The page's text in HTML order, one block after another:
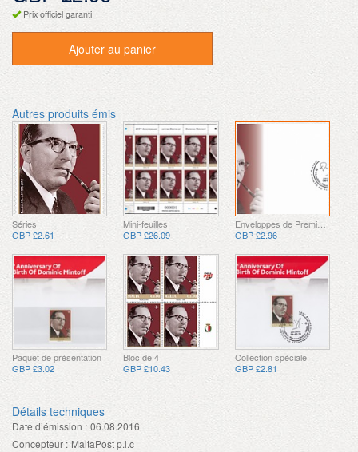
Prix officiel garanti
Ajouter au panier
Autres produits émis
Séries
GBP £2.61
Mini-feuilles
GBP £26.09
Enveloppes de Premier Jour
GBP £2.96
Paquet de présentation
GBP £3.02
Bloc de 4
GBP £10.43
Collection spéciale
GBP £2.81
Détails techniques
Date d’émission : 06.08.2016
Concepteur : MaltaPost p.l.c